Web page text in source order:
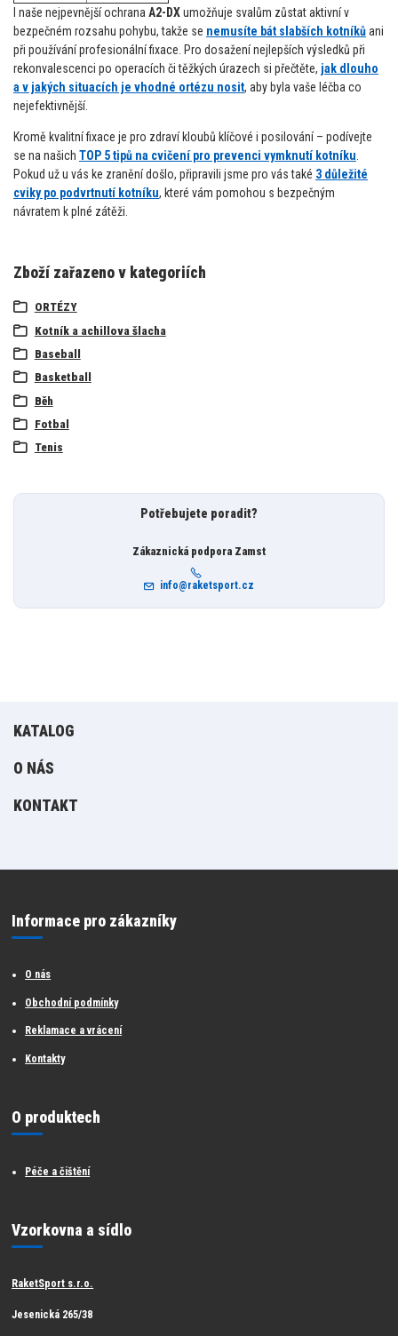
I naše nejpevnější ochrana A2-DXumožňuje svalům zůstat aktivní v
bezpečném rozsahu pohybu, takže se nemusíte bát slabších kotníkůani
při používání profesionální fixace. Pro dosažení nejlepších výsledků při
rekonvalescenci po operacích či těžkých úrazech si přečtěte, jak dlouho
a v jakých situacích je vhodné ortézu nosit, aby byla vaše léčba co
nejefektivnější.
Kromě kvalitní fixace je pro zdraví kloubů klíčové i posilování – podívejte
se na našich TOP 5 tipů na cvičení pro prevenci vymknutí kotníku
Pokud už u vás ke zranění došlo, připravili jsme pro vás také 3 důležité
cviky po podvrtnutí kotníku, které vám pomohou s bezpečným
návratem k plné zátěži.
Zboží zařazeno v kategoriích
ORTÉZY
Kotník a achillova šlacha
Baseball
Basketball
Běh
Fotbal
Tenis
Potřebujete poradit?
Zákaznická podpora Zamst
info@raketsport.cz
KATALOG
O NÁS
KONTAKT
Informace pro zákazníky
O nás
Obchodní podmínky
Reklamace a vrácení
Kontakty
O produktech
Péče a čištění
Vzorkovna a sídlo
RaketSport s.r.o.
Jesenická 265/38